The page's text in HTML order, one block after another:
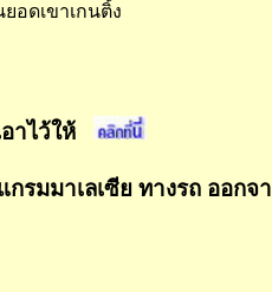
อดเขาเกนติ้ง
าไว้ให้